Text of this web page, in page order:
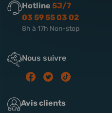
Hotline 5J/7
03 59 55 03 02
8h à 17h Non-stop
Nous suivre
Avis clients